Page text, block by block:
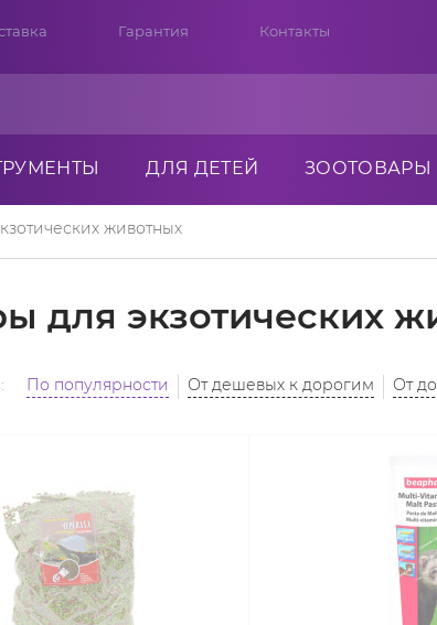
Гарантия Контакты
ДЛЯ ДЕТЕЙ ЗООТОВАРЫ
животных
для экзотических
По популярности От дешевых к дорогим От